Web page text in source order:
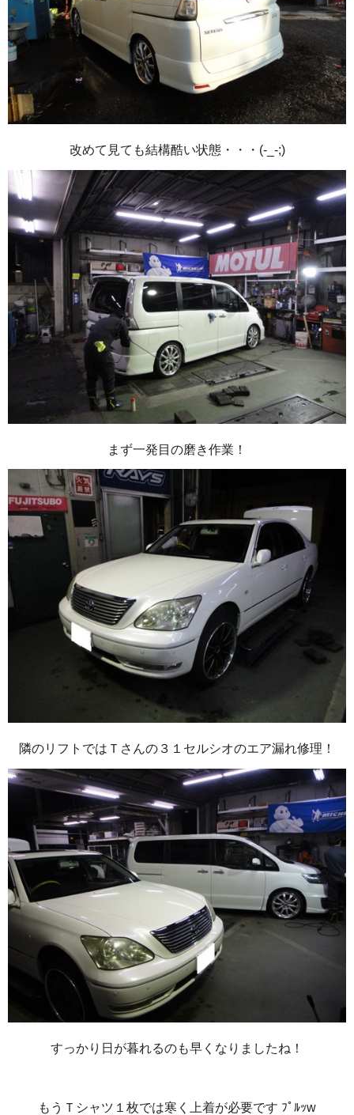
改めて見ても結構酷い状態・・・(-_-;)
まず一発目の磨き作業！
隣のリフトではＴさんの３１セルシオのエア漏れ修理！
すっかり日が暮れるのも早くなりましたね！
もうＴシャツ１枚では寒く上着が必要です ﾌﾟﾙｯw